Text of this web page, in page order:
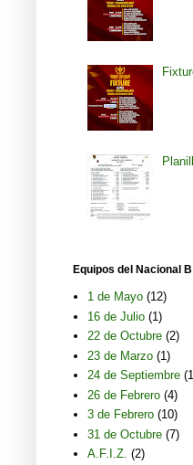
Equipos del Nacional B
1 de Mayo (12)
16 de Julio (1)
22 de Octubre (2)
23 de Marzo (1)
24 de Septiembre
26 de Febrero (4)
3 de Febrero (10)
31 de Octubre (7)
A.F.I.Z. (2)